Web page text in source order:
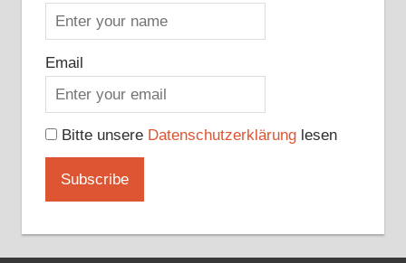
Email
Bitte unsere Datenschutzerklärunglesen